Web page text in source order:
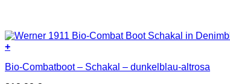
+
Produkt
Bio-Combatboot – Schakal – dunkelblau-altrosa